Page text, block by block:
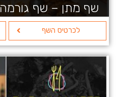
שף מתן – שף גורמה
לכרטיס השף